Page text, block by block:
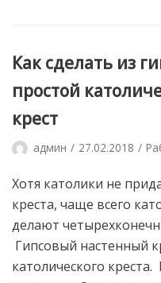
Как сделать из
простой
крест
админ 27.02.2018
Хотя католики не
креста, чаще всего
делают
Гипсовый настенный
католического